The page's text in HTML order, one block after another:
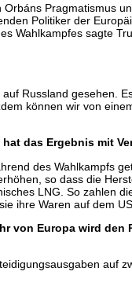
Pragmatismus
Politiker der
Wahlkampfes sagte
Russland gesehen.
können wir von
hat das Ergebnis mit
des Wahlkampfs
so dass die
LNG. So zahlen
ihre Waren auf dem
von Europa wird den
auf